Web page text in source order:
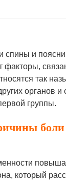
спины и
факторы,
так
органов
группы.
который